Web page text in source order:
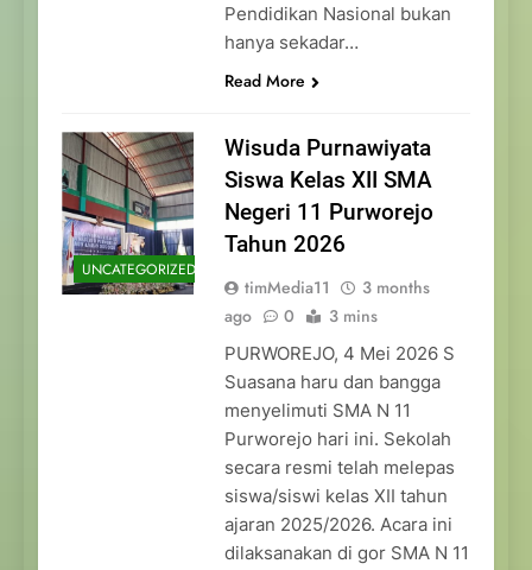
Pendidikan Nasional bukan
hanya sekadar…
Read More
UNCATEGORIZED
Wisuda Purnawiyata
Siswa Kelas XII SMA
Negeri 11 Purworejo
Tahun 2026
timMedia11
3 months
ago
0 3 mins
PURWOREJO, 4 Mei 2026 S
Suasana haru dan bangga
menyelimuti SMA N 11
Purworejo hari ini. Sekolah
secara resmi telah melepas
siswa/siswi kelas XII tahun
ajaran 2025/2026. Acara ini
dilaksanakan di gor SMA N 11